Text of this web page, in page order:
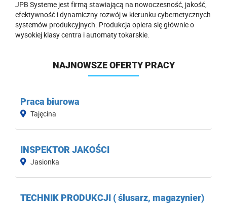
JPB Systeme jest firmą stawiającą na nowoczesność, jakość,
efektywność i dynamiczny rozwój w kierunku cybernetycznych
systemów produkcyjnych. Produkcja opiera się głównie o
wysokiej klasy centra i automaty tokarskie.
NAJNOWSZE OFERTY PRACY
Praca biurowa
Tajęcina
INSPEKTOR JAKOŚCI
Jasionka
TECHNIK PRODUKCJI ( ślusarz, magazynier)